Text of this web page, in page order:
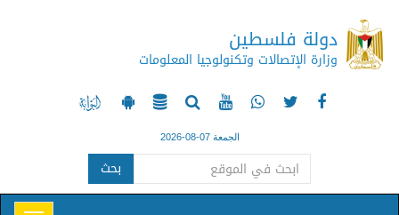
دولة فلسطين
وزارة الإتصالات وتكنولوجيا المعلومات
الجمعة 07-08-2026
بحث